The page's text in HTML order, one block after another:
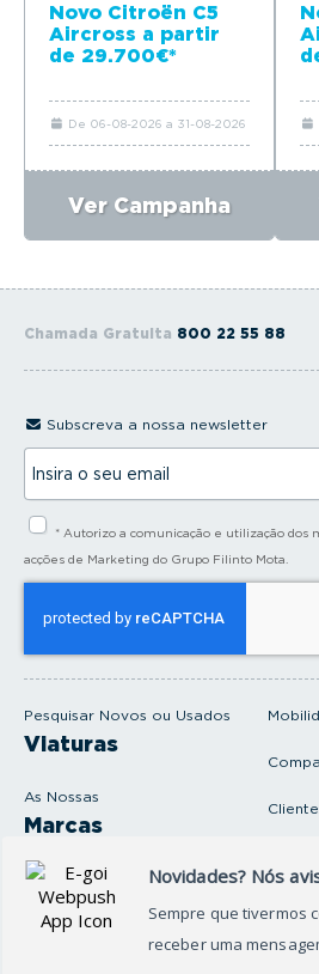
Novo Citroën C5
Aircross a partir
de 29.700€*
De 06-08-2026 a 31-08-2026
Ver Campanha
Chamada Gratuita 800 22 55 88
Pesquisar Novos ou Usados
Viaturas
As Nossas
Marcas
Produtos e serviços
Oficina
Subscreva a nossa newsletter
s
* Autorizo a comunicação e utilização dos
acções de Marketing do Grupo Filinto Mota.